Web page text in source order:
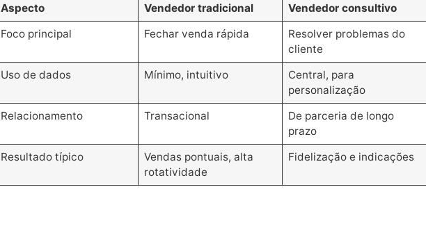
Aspecto Vendedor tradicional
Vendedor consultivo
Foco principal
Fechar venda rápida
Resolver problemas do
cliente
Uso de dados
Mínimo, intuitivo
Central, para
personalização
Relacionamento
Transacional
De parceria de longo
prazo
Resultado típico
Vendas pontuais, alta
rotatividade
Fidelização e indicações